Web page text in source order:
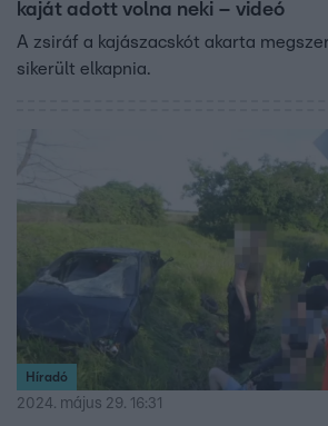
kaját adott volna neki – videó
A zsiráf a kajászacskót akarta
sikerült elkapnia.
Híradó
2024. május 29. 16:31